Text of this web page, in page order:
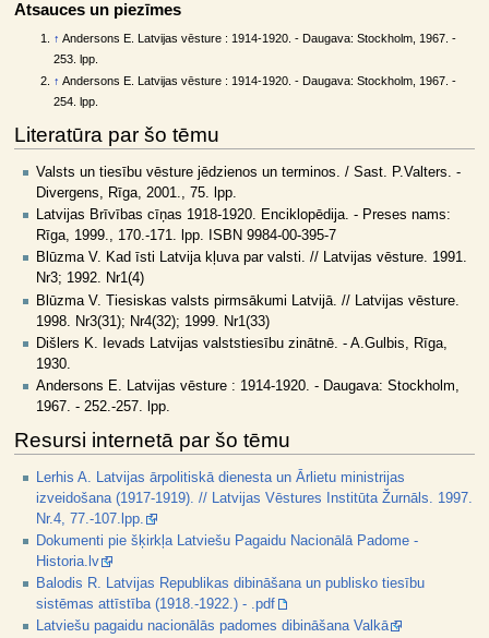
Atsauces un piezīmes
↑ Andersons E. Latvijas vēsture : 1914-1920. - Daugava: Stockholm, 1967. -
253. lpp.
↑ Andersons E. Latvijas vēsture : 1914-1920. - Daugava: Stockholm, 1967. -
254. lpp.
Literatūra par šo tēmu
Valsts un tiesību vēsture jēdzienos un terminos. / Sast. P.Valters. -
Divergens, Rīga, 2001., 75. lpp.
Latvijas Brīvības cīņas 1918-1920. Enciklopēdija. - Preses nams:
Rīga, 1999., 170.-171. lpp. ISBN 9984-00-395-7
Blūzma V. Kad īsti Latvija kļuva par valsti. // Latvijas vēsture. 1991.
Nr3; 1992. Nr1(4)
Blūzma V. Tiesiskas valsts pirmsākumi Latvijā. // Latvijas vēsture.
1998. Nr3(31); Nr4(32); 1999. Nr1(33)
Dišlers K. Ievads Latvijas valststiesību zinātnē. - A.Gulbis, Rīga,
1930.
Andersons E. Latvijas vēsture : 1914-1920. - Daugava: Stockholm,
1967. - 252.-257. lpp.
Resursi internetā par šo tēmu
Lerhis A. Latvijas ārpolitiskā dienesta un Ārlietu ministrijas
izveidošana (1917-1919). // Latvijas Vēstures Institūta Žurnāls. 1997.
Nr.4, 77.-107.lpp.
Dokumenti pie šķirkļa Latviešu Pagaidu Nacionālā Padome -
Historia.lv
Balodis R. Latvijas Republikas dibināšana un publisko tiesību
sistēmas attīstība (1918.-1922.) - .pdf
Latviešu pagaidu nacionālās padomes dibināšana Valkā